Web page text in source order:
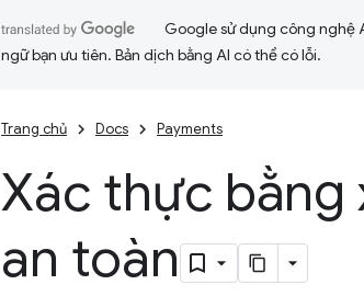
Google sử dụng công nghệ
ngữ bạn ưu tiên. Bản dịch bằng AI có thể có lỗi.
Trang chủ Docs Payments
Xác thực bằng
an toàn